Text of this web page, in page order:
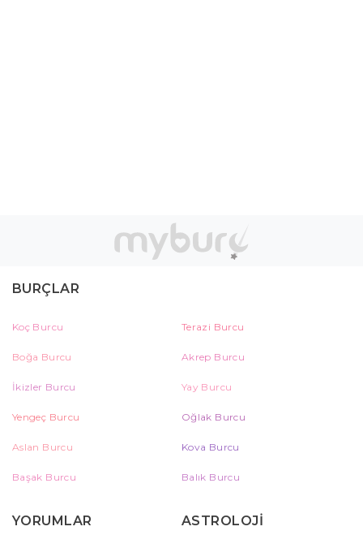
BURÇLAR
Koç Burcu Terazi Burcu
Boğa Burcu Akrep Burcu
İkizler Burcu Yay Burcu
Yengeç Burcu Oğlak Burcu
Aslan Burcu Kova Burcu
Başak Burcu Balık Burcu
YORUMLAR ASTROLOJİ